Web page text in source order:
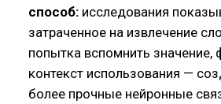
способ: исследования
затраченное на извлечение
попытка вспомнить значение,
контекст использования —
более прочные нейронные